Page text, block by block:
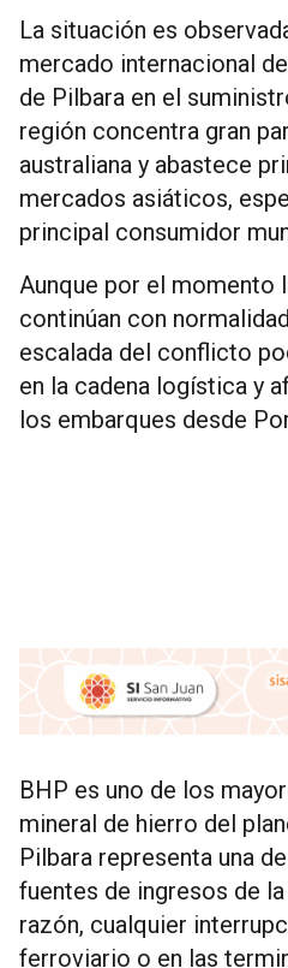
La situación es
mercado internacional
de Pilbara en el
región concentra gran
australiana y abastece
mercados asiáticos,
principal consumidor
Aunque por el momento
continúan con
escalada del conflicto
en la cadena logística y
los embarques desde
BHP es uno de los
mineral de hierro del
Pilbara representa una
fuentes de ingresos de
razón, cualquier
ferroviario o en las